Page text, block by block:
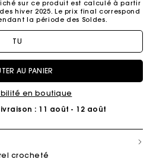
sur ce produit est calculé à partir
hiver 2025. Le prix final correspond
la période des Soldes.​
TU
AU PANIER
en boutique
: 11 août - 12 août
crocheté